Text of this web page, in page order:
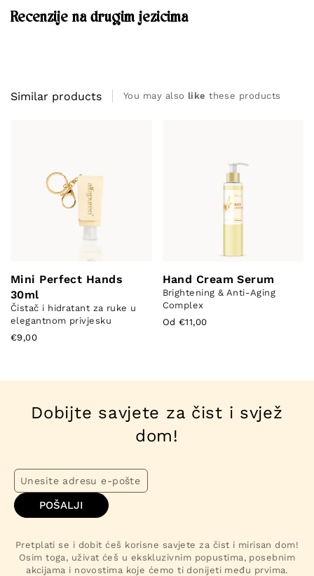
Recenzije na drugim jezicima
Similar products You may also like these products
Mini Perfect Hands
30ml
Čistač i hidratant za ruke u
elegantnom privjesku
€9,00
Hand Cream Serum
Brightening & Anti-Aging
Complex
Od €11,00
Dobijte savjete za čist i svjež
dom!
POŠALJI
Pretplati se i dobit ćeš korisne savjete za čist i mirisan dom!
Osim toga, uživat ćeš u ekskluzivnim popustima, posebnim
akcijama i novostima koje ćemo ti donijeti među prvima.